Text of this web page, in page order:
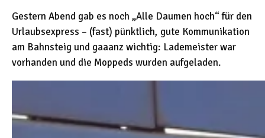
Gestern Abend gab es noch „Alle Daumen hoch“ für den
Urlaubsexpress – (fast) pünktlich, gute Kommunikation
am Bahnsteig und gaaanz wichtig: Lademeister war
vorhanden und die Moppeds wurden aufgeladen.